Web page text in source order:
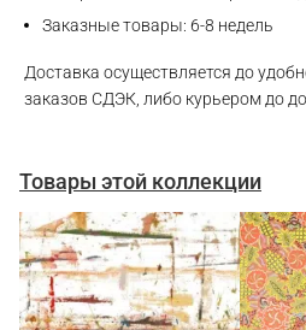
Заказные товары: 6-8 недель
Доставка осуществляется до
заказов СДЭК, либо курьером до
Товары этой коллекции